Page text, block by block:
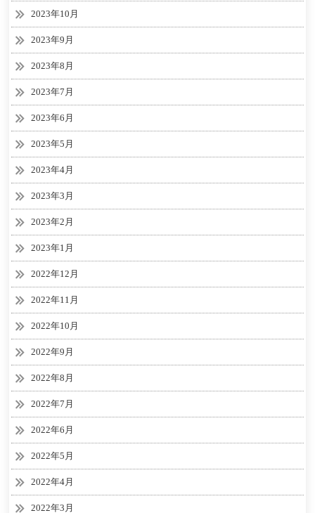
2023年10月
2023年9月
2023年8月
2023年7月
2023年6月
2023年5月
2023年4月
2023年3月
2023年2月
2023年1月
2022年12月
2022年11月
2022年10月
2022年9月
2022年8月
2022年7月
2022年6月
2022年5月
2022年4月
2022年3月